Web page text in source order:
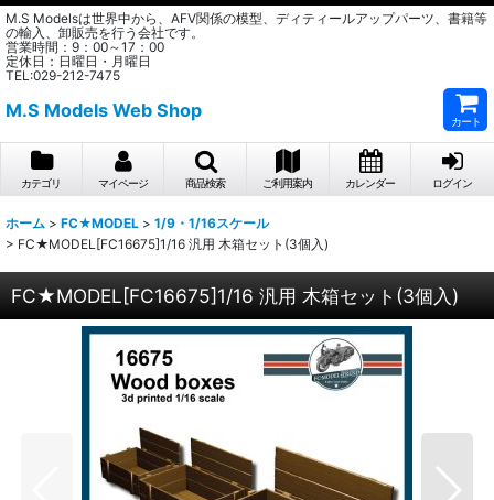
M.S Modelsは世界中から、AFV関係の模型、ディティールアップパーツ、書籍等
の輸入、卸販売を行う会社です。
営業時間：9：00～17：00
定休日：日曜日・月曜日
TEL:029-212-7475
M.S Models Web Shop
カート
カテゴリ マイページ 商品検索 ご利用案内 カレンダー ログイン
ホーム > FC★MODEL > 1/9・1/16スケール
> FC★MODEL[FC16675]1/16 汎用 木箱セット(3個入)
FC★MODEL[FC16675]1/16 汎用 木箱セット(3個入)